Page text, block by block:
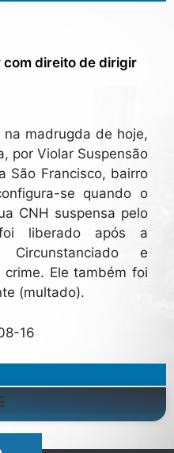
com direito de dirigir
madrugda de hoje,
por Violar Suspensão
São Francisco, bairro
se quando o
CNH suspensa pelo
liberado após a
e
Ele também foi
(multado).
16